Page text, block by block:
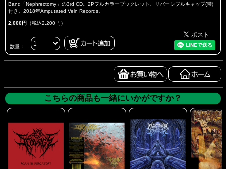
Band「Nephrectomy」の3rd CD。2Pフルカラーブックレット、リバーシブルキャップ(帯)
付き。2018年Amputated Vein Records。
2,000円 （税込2,200円）
数量：
こちらの商品も一緒にいかがですか？